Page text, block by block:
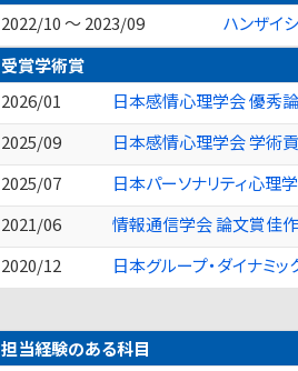
2022/10 ～ 2023/09
ハンザイ
受賞学術賞
2026/01
日本感情心理学会 優秀
2025/09
日本感情心理学会 学術
2025/07
日本パーソナリティ心理
2021/06
情報通信学会 論文賞佳作 (
2020/12
日本グループ・ダイナミ
担当経験のある科目